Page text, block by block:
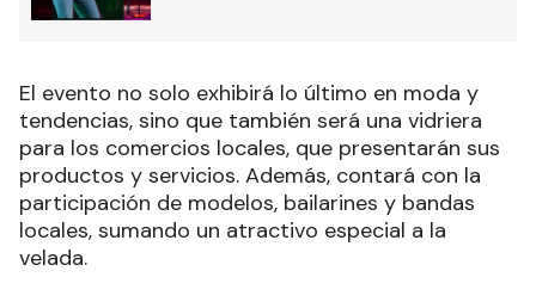
El evento no solo exhibirá lo último en moda y
tendencias, sino que también será una vidriera
para los comercios locales, que presentarán sus
productos y servicios. Además, contará con la
participación de modelos, bailarines y bandas
locales, sumando un atractivo especial a la
velada.